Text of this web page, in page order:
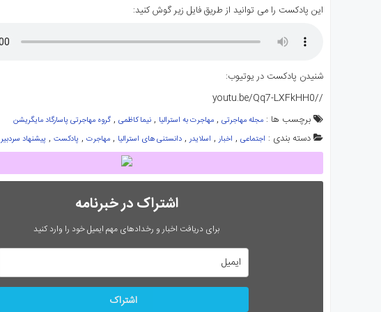
این پادکست را می توانید از طریق فایل زیر گوش کنید:
شنیدن پادکست در یوتیوب:
//youtu.be/Qq7-LXFkHH0
برچسب ها : مجله مهاجرتی , مهاجرت به استرالیا , نیما کاظمی , گروه مهاجرتی پاسارگاد مایگریشن
دسته بندی : اجتماعی , اخبار, اسلایدر, دانستنی های استرالیا , مهاجرت , پادکست , پیشنهاد سردبیر
اشتراک در خبرنامه
برای دریافت اخبار و رخدادهای مهم ایمیل خود را وارد کنید
اشتراک